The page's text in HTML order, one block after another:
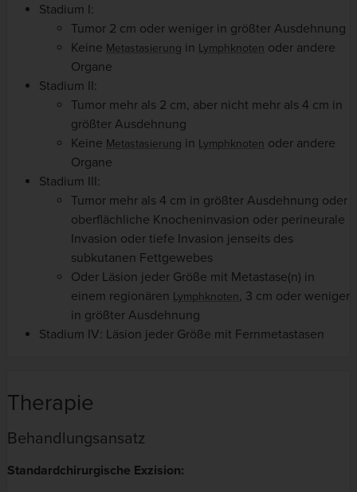
Stadium I:
Tumor 2 cm oder weniger in größter Ausdehnung
Keine Metastasierung in Lymphknoten oder andere
Organe
Stadium II:
Tumor mehr als 2 cm, aber nicht mehr als 4 cm in
größter Ausdehnung
Keine Metastasierung in Lymphknoten oder andere
Organe
Stadium III:
Tumor mehr als 4 cm in größter Ausdehnung oder
oberflächliche Knocheninvasion oder perineurale
Invasion oder tiefe Invasion jenseits des
subkutanen Fettgewebes
Oder Läsion jeder Größe mit Metastase(n) in
einem regionären Lymphknoten, 3 cm oder weniger
in größter Ausdehnung
Stadium IV: Läsion jeder Größe mit Fernmetastasen
Therapie
Behandlungsansatz
Standardchirurgische Exzision: